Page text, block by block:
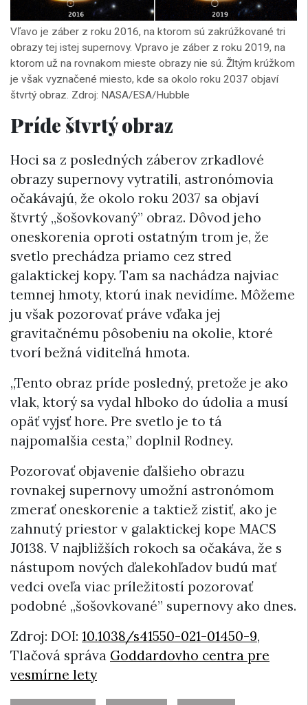
Vľavo je záber z roku 2016, na ktorom sú zakrúžkované tri
obrazy tej istej supernovy. Vpravo je záber z roku 2019, na
ktorom už na rovnakom mieste obrazy nie sú. Žltým krúžkom
je však vyznačené miesto, kde sa okolo roku 2037 objaví
štvrtý obraz. Zdroj: NASA/ESA/Hubble
Príde štvrtý obraz
Hoci sa z posledných záberov zrkadlové
obrazy supernovy vytratili, astronómovia
očakávajú, že okolo roku 2037 sa objaví
štvrtý „šošovkovaný” obraz. Dôvod jeho
oneskorenia oproti ostatným trom je, že
svetlo prechádza priamo cez stred
galaktickej kopy. Tam sa nachádza najviac
temnej hmoty, ktorú inak nevidíme. Môžeme
ju však pozorovať práve vďaka jej
gravitačnému pôsobeniu na okolie, ktoré
tvorí bežná viditeľná hmota.
„Tento obraz príde posledný, pretože je ako
vlak, ktorý sa vydal hlboko do údolia a musí
opäť vyjsť hore. Pre svetlo je to tá
najpomalšia cesta,” doplnil Rodney.
Pozorovať objavenie ďalšieho obrazu
rovnakej supernovy umožní astronómom
zmerať oneskorenie a taktiež zistiť, ako je
zahnutý priestor v galaktickej kope MACS
J0138. V najbližších rokoch sa očakáva, že s
nástupom nových ďalekohľadov budú mať
vedci oveľa viac príležitostí pozorovať
podobné „šošovkované” supernovy ako dnes.
Zdroj: DOI: 10.1038/s41550-021-01450-9,
Tlačová správa Goddardovho centra pre
vesmírne lety